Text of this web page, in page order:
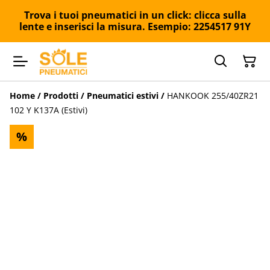
Trova i tuoi pneumatici in un click: clicca sulla
lente e inserisci la misura. Esempio: 2254517 91Y
Home / Prodotti / Pneumatici estivi / HANKOOK 255/40ZR21
102 Y K137A (Estivi)
%